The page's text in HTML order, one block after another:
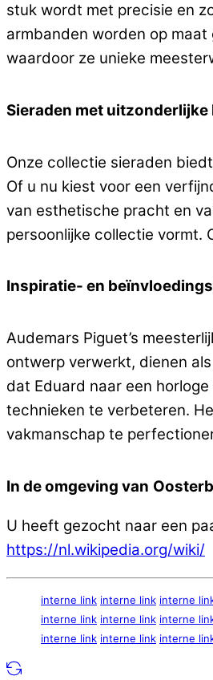
stuk wordt met precisie en
armbanden worden op
waardoor ze unieke
Sieraden met
Onze collectie sieraden
Of u nu kiest voor een
van esthetische pracht en
persoonlijke collectie vormt.
Inspiratie- en
Audemars Piguet’s
ontwerp verwerkt, dienen
dat Eduard naar een
technieken te verbeteren.
vakmanschap te
In de omgeving van
U heeft gezocht naar een
https://nl.wikipedia.org/wiki/
interne link interne link interne
interne link interne link interne
interne link interne link interne